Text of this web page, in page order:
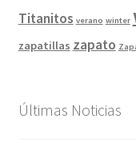
Titanitos verano winter
zapatillas zapato
Últimas Noticias